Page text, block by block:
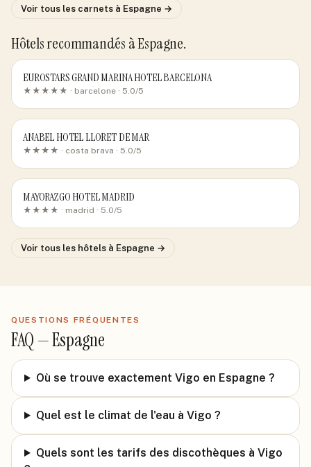
Voir tous les carnets à Espagne →
Hôtels recommandés à Espagne.
EUROSTARS GRAND MARINA HOTEL BARCELONA
★★★★★ · barcelone · 5.0/5
ANABEL HOTEL LLORET DE MAR
★★★★ · costa brava · 5.0/5
MAYORAZGO HOTEL MADRID
★★★★ · madrid · 5.0/5
Voir tous les hôtels à Espagne →
QUESTIONS FRÉQUENTES
FAQ —Espagne
Où se trouve exactement Vigo en Espagne ?
Quel est le climat de l'eau à Vigo ?
Quels sont les tarifs des discothèques à Vigo